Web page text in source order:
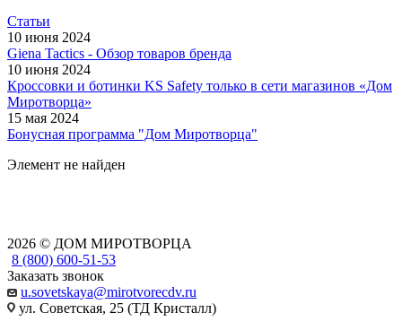
Статьи
10 июня 2024
Giena Tactics - Обзор товаров бренда
10 июня 2024
Кроссовки и ботинки KS Safety только в сети магазинов «Дом
Миротворца»
15 мая 2024
Бонусная программа "Дом Миротворца"
Элемент не найден
2026 © ДОМ МИРОТВОРЦА
8 (800) 600-51-53
Заказать звонок
u.sovetskaya@mirotvorecdv.ru
ул. Советская, 25 (ТД Кристалл)